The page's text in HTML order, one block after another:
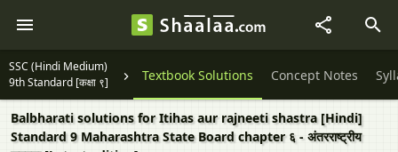
SSC (Hindi Medium)
9th Standard [कक्षा ९]
Textbook Solutions Concept Notes
Balbharati solutions for Itihas aur rajneeti shastra [Hindi]
Standard 9 Maharashtra State Board chapter ६ - अंतरराष्ट्रीय